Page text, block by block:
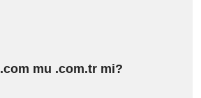
.com mu .com.tr mi?